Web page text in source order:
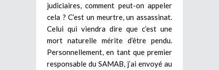
judiciaires, comment peut-on appeler
cela ? C’est un meurtre, un assassinat.
Celui qui viendra dire que c’est une
mort naturelle mérite d’être pendu.
Personnellement, en tant que premier
responsable du SAMAB, j’ai envoyé au